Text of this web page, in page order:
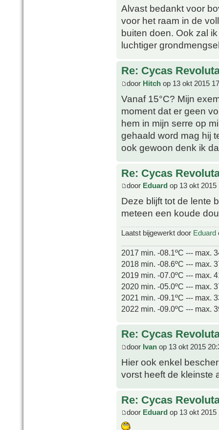
Alvast bedankt voor
voor het raam in de
buiten doen. Ook zal
luchtiger
Re: Cycas
door Hitch op 13 okt 2015
Vanaf 15°C? Mijn
moment dat er geen
hem in mijn serre op
gehaald word mag hij
ook gewoon denk ik
Re: Cycas
door Eduard op 13 okt 2015
Deze blijft tot de lente
meteen een koude
Laatst bijgewerkt door Eduard
2017 min. -08.1ºC --- max.
2018 min. -08.6ºC --- max.
2019 min. -07.0ºC --- max.
2020 min. -05.0ºC --- max.
2021 min. -09.1ºC --- max.
2022 min. -09.0ºC --- max.
Re: Cycas
door Ivan op 13 okt 2015
Hier ook enkel
vorst heeft de kleinste
Re: Cycas
door Eduard op 13 okt 2015